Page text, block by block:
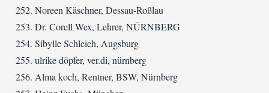
Noreen Käschner, Dessau-Roßlau
Dr. Corell Wex, Lehrer, NÜRNBERG
Sibylle Schleich, Augsburg
ulrike döpfer, ver.di, nürnberg
Alma koch, Rentner, BSW, Nürnberg